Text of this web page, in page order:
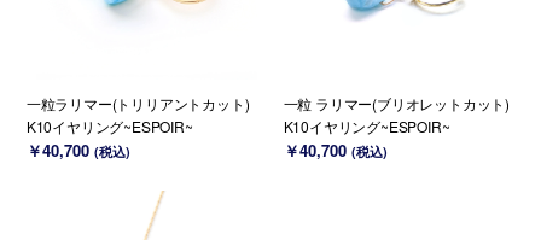
一粒ラリマー(トリリアントカット)
K10イヤリング~ESPOIR~
￥40,700 (税込)
一粒 ラリマー(ブリオレットカット)
K10イヤリング~ESPOIR~
￥40,700 (税込)